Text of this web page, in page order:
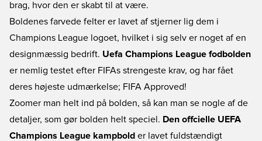
brag, hvor den er skabt til at være.
Boldenes farvede felter er lavet af stjerner lig dem i
Champions League logoet, hvilket i sig selv er noget af en
designmæssig bedrift. Uefa Champions League fodbolden
er nemlig testet efter FIFAs strengeste krav, og har fået
deres højeste udmærkelse; FIFA Approved!
Zoomer man helt ind på bolden, så kan man se nogle af de
detaljer, som gør bolden helt speciel. Den offcielle UEFA
Champions League kampbold er lavet fuldstændigt